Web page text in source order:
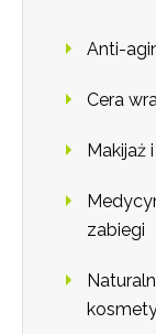
Anti-
Cera
Makijaż
zabiegi